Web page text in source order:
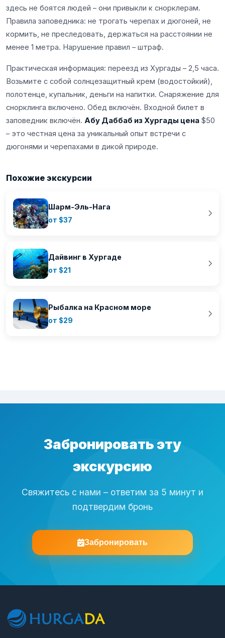
здесь не боятся людей – они привыкли к снорклерам.
Правила заповедника: не трогать черепах и дюгоней, не
кормить, не преследовать, держаться на расстоянии не
менее 1 метра. Нарушение правил – штраф.
Практическая информация: переезд из Хургады – 2,5 часа.
Возьмите с собой солнцезащитный крем (водостойкий),
полотенце, купальник, деньги на напитки. Снаряжение для
снорклинга включено. Обед включён. Входной билет в
заповедник включён. Абу Даббаб из Хургады цена $50
– это честная цена за уникальный опыт встречи с
дюгонями и черепахами в дикой природе.
Похожие экскурсии
Шарм-Эль-Нага
от $37
Дайвинг в Хургаде
от $21
Рыбалка на Красном море
от $29
Забронировать эту
экскурсию
Свяжитесь с нами – ответим за 5 минут и
подтвердим бронь
Забронировать